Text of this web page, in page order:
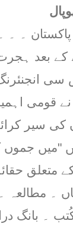
پاکستان
کے بعد
نے قومی
کی سیر
"میں
متعلق
۔
۔ بانگ